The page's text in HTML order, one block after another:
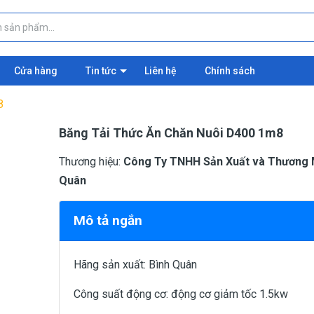
Cửa hàng Tin tức Liên hệ Chính sách
Băng Tải Thức Ăn Chăn Nuôi D400 1m8
Thương hiệu: Công Ty TNHH Sản Xuất và Thương
Quân
Mô tả ngắn
Hãng sản xuất: Bình Quân
Công suất động cơ: động cơ giảm tốc 1.5kw